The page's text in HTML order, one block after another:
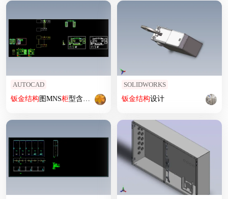
AUTOCAD
钣金结构图MNS柜型含对跨桥架
SOLIDWORKS
钣金结构设计